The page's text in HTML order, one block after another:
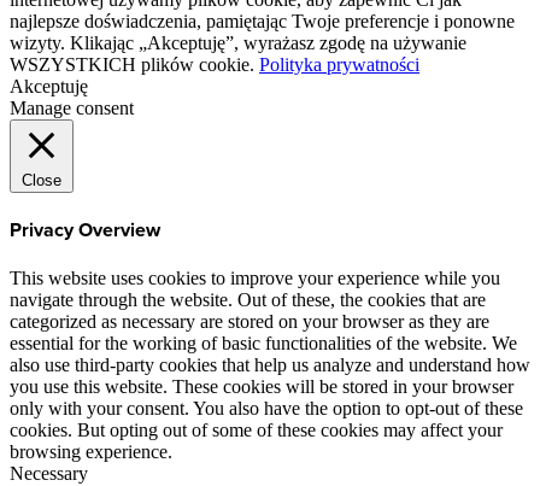
najlepsze doświadczenia, pamiętając Twoje preferencje i ponowne
wizyty. Klikając „Akceptuję”, wyrażasz zgodę na używanie
WSZYSTKICH plików cookie. Polityka prywatności
Akceptuję
Manage consent
Close
Privacy Overview
This website uses cookies to improve your experience while you
navigate through the website. Out of these, the cookies that are
categorized as necessary are stored on your browser as they are
essential for the working of basic functionalities of the website. We
also use third-party cookies that help us analyze and understand how
you use this website. These cookies will be stored in your browser
only with your consent. You also have the option to opt-out of these
cookies. But opting out of some of these cookies may affect your
browsing experience.
Necessary